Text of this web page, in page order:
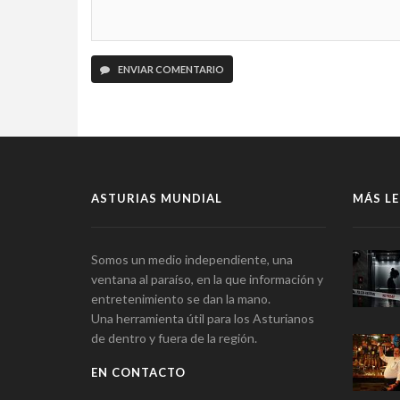
ENVIAR COMENTARIO
ASTURIAS MUNDIAL
Somos un medio independiente, una
ventana al paraíso, en la que información y
entretenimiento se dan la mano.
Una herramienta útil para los Asturianos
de dentro y fuera de la región.
EN CONTACTO
MÁS